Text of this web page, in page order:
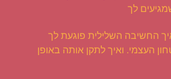
לך
החשיבה השלילית פוגעת לך
העצמי. ואיך לתקן אותה באופן